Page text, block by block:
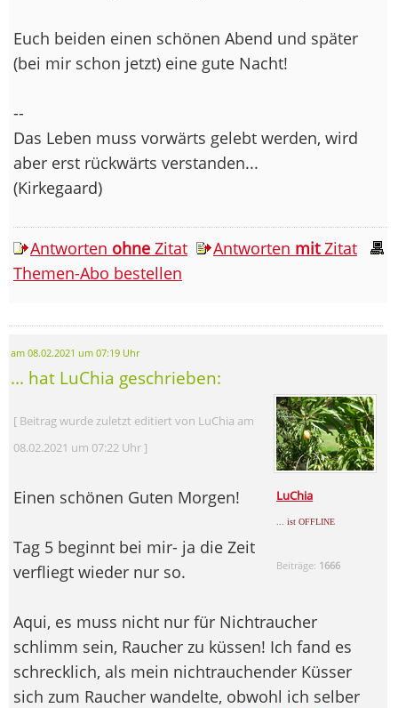
Euch beiden einen schönen Abend und später
(bei mir schon jetzt) eine gute Nacht!
--
Das Leben muss vorwärts gelebt werden, wird
aber erst rückwärts verstanden...
(Kirkegaard)
Antworten ohne Zitat Antworten mitZitat
Themen-Abo bestellen
am 08.02.2021 um 07:19 Uhr
... hat LuChia geschrieben:
LuChia
... ist OFFLINE
Beiträge: 1666
[ Beitrag wurde zuletzt editiert von LuChia am
08.02.2021 um 07:22 Uhr ]
Einen schönen Guten Morgen!
Tag 5 beginnt bei mir- ja die Zeit
verfliegt wieder nur so.
Aqui, es muss nicht nur für Nichtraucher
schlimm sein, Raucher zu küssen! Ich fand es
schrecklich, als mein nichtrauchender Küsser
sich zum Raucher wandelte, obwohl ich selber